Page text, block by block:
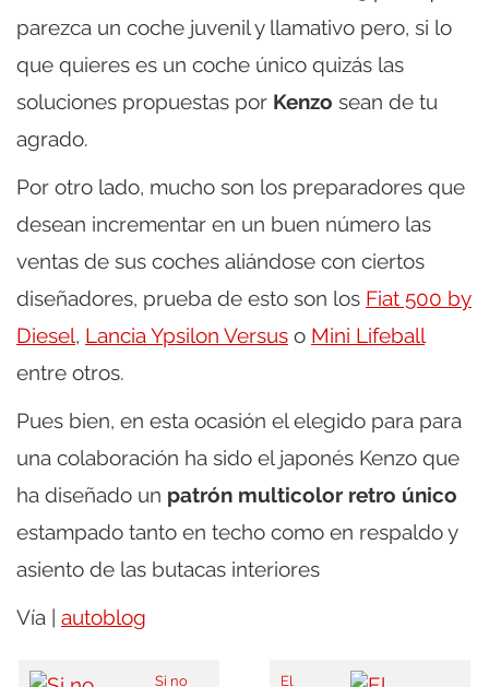
parezca un coche juvenil y llamativo pero, si lo
que quieres es un coche único quizás las
soluciones propuestas por Kenzo sean de tu
agrado.
Por otro lado, mucho son los preparadores que
desean incrementar en un buen número las
ventas de sus coches aliándose con ciertos
diseñadores, prueba de esto son los Fiat 500 by
Diesel, Lancia Ypsilon Versus o Mini Lifeball
entre otros.
Pues bien, en esta ocasión el elegido para para
una colaboración ha sido el japonés Kenzo que
ha diseñado un patrón multicolor retro único
estampado tanto en techo como en respaldo y
asiento de las butacas interiores
Vía | autoblog
Si no El